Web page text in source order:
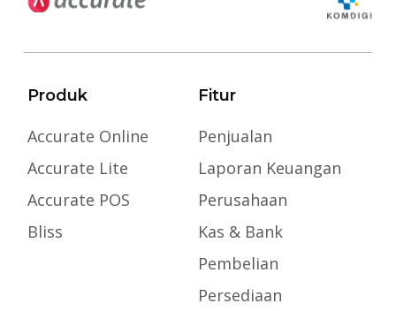
Produk
Accurate Online
Accurate Lite
Accurate POS
Bliss
Fitur
Penjualan
Laporan Keuangan
Perusahaan
Kas & Bank
Pembelian
Persediaan